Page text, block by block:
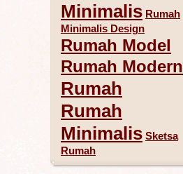
Minimalis Rumah
Minimalis Design
Rumah Model
Rumah Modern
Rumah
Rumah
Minimalis Sketsa
Rumah